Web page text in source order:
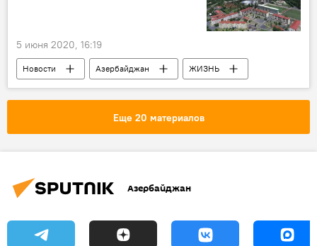
5 июня 2020, 16:19
Новости Азербайджан
ЖИЗНЬ
Экономика
Заповедник
Еще 20 материалов
Азербайджан